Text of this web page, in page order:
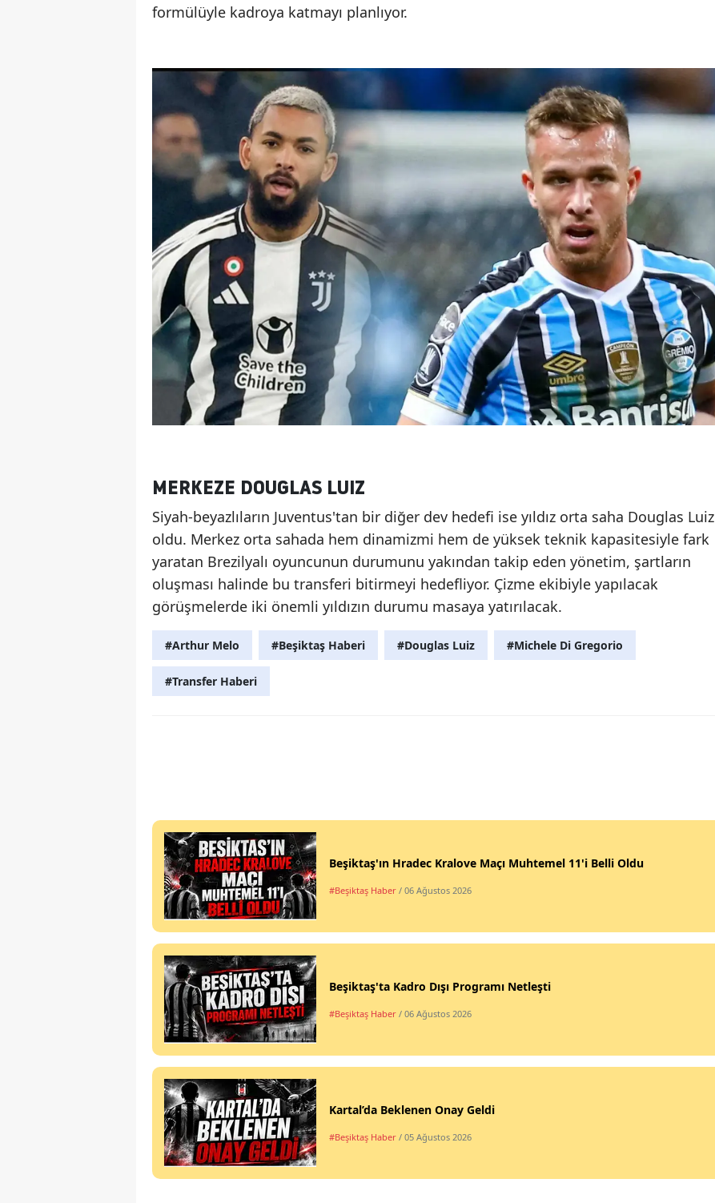
formülüyle kadroya katmayı planlıyor.
MERKEZE DOUGLAS LUIZ
Siyah-beyazlıların Juventus'tan bir diğer dev hedefi ise yıldız orta saha Douglas Luiz
oldu. Merkez orta sahada hem dinamizmi hem de yüksek teknik kapasitesiyle fark
yaratan Brezilyalı oyuncunun durumunu yakından takip eden yönetim, şartların
oluşması halinde bu transferi bitirmeyi hedefliyor. Çizme ekibiyle yapılacak
görüşmelerde iki önemli yıldızın durumu masaya yatırılacak.
#Arthur Melo #Beşiktaş Haberi #Douglas Luiz #Michele Di Gregorio
#Transfer Haberi
Beşiktaş'ın Hradec Kralove Maçı Muhtemel 11'i Belli Oldu
#Beşiktaş Haber / 06 Ağustos 2026
Beşiktaş'ta Kadro Dışı Programı Netleşti
#Beşiktaş Haber / 06 Ağustos 2026
Kartal’da Beklenen Onay Geldi
#Beşiktaş Haber / 05 Ağustos 2026